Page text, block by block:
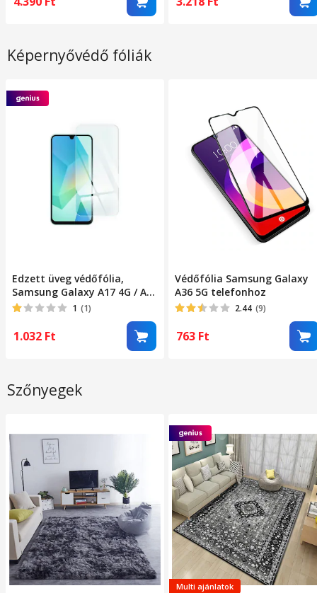
Képernyővédő fóliák
Edzett üveg védőfólia,
Samsung Galaxy A17 4G / A17
5G / A16 4G / A16 5G / M16 5G
1 (1)
1.032 Ft
Védőfólia Samsung Galaxy
A36 5G telefonhoz
2.44 (9)
763 Ft
Szőnyegek
Multi ajánlatok